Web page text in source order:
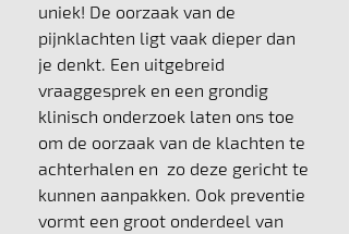
uniek! De oorzaak van de
pijnklachten ligt vaak dieper dan
je denkt. Een uitgebreid
vraaggesprek en een grondig
klinisch onderzoek laten ons toe
om de oorzaak van de klachten te
achterhalen en zo deze gericht te
kunnen aanpakken. Ook preventie
vormt een groot onderdeel van